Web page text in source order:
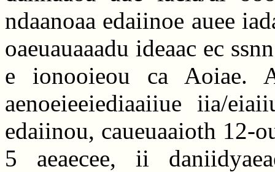
ndaanoaa edaiinoe auee
oaeuauaaadu ideaac ec
e ionooieou ca Aoiae.
aenoeieeiediaaiiue iia/
edaiinou, caueuaaioth 12-
5 aeaecee, ii